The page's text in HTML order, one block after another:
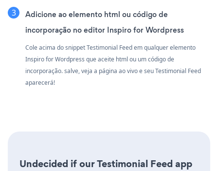
Adicione ao elemento html ou código de
incorporação no editor Inspiro for Wordpress
Cole acima do snippet Testimonial Feed em qualquer elemento
Inspiro for Wordpress que aceite html ou um código de
incorporação. salve, veja a página ao vivo e seu Testimonial Feed
aparecerá!
Undecided if our Testimonial Feed app